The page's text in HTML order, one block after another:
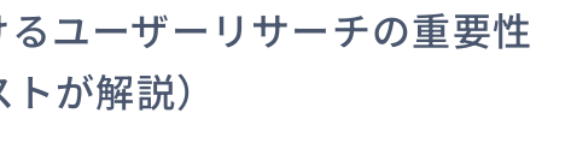
ユーザーリサーチの重要性
が解説）